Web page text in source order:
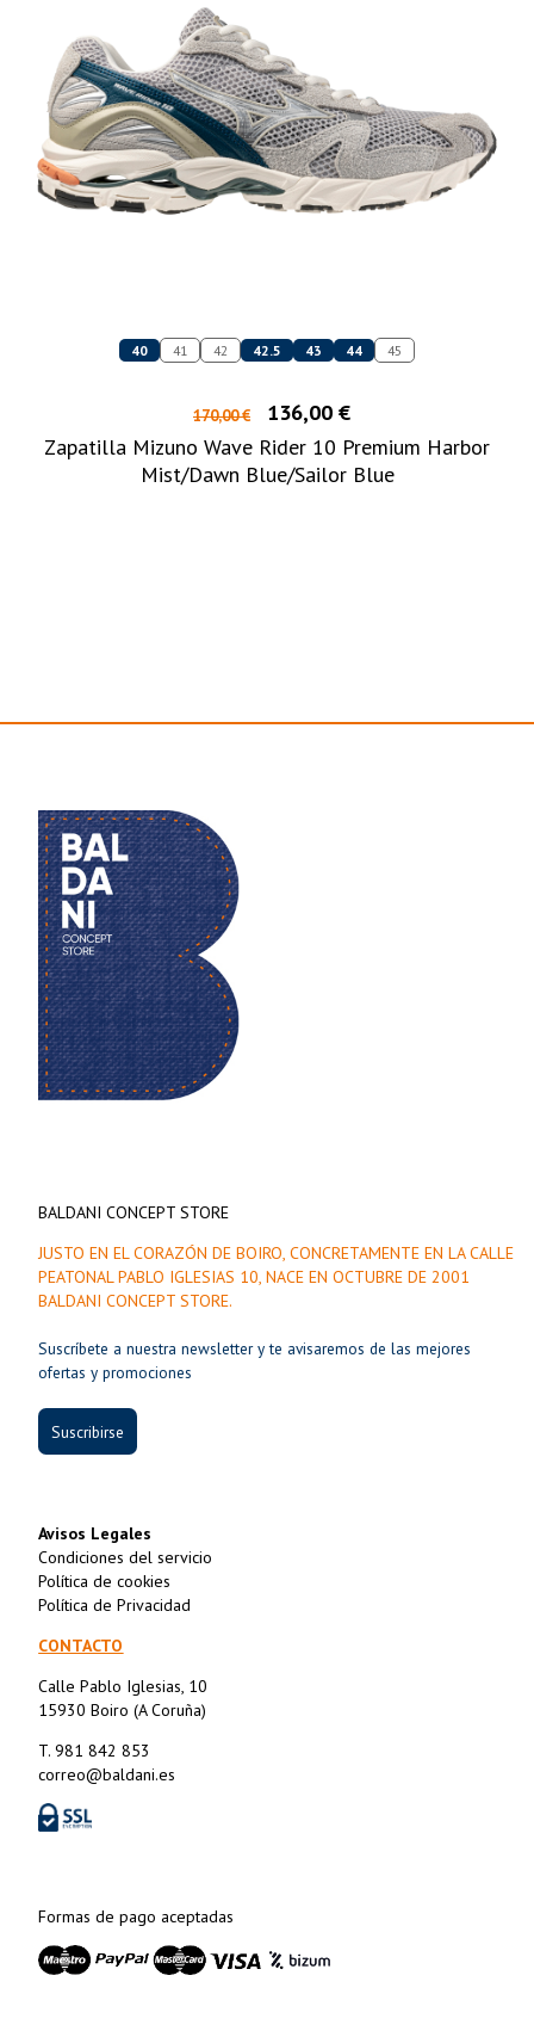
40 41 42 42.5 43 44 45
170,00 €
136,00 €
Zapatilla Mizuno Wave Rider 10 Premium Harbor
Mist/Dawn Blue/Sailor Blue
BALDANI CONCEPT STORE
JUSTO EN EL CORAZÓN DE BOIRO, CONCRETAMENTE EN LA CALLE
PEATONAL PABLO IGLESIAS 10, NACE EN OCTUBRE DE 2001
BALDANI CONCEPT STORE.
Suscríbete a nuestra newsletter y te avisaremos de las mejores
ofertas y promociones
Suscribirse
Avisos Legales
Condiciones del servicio
Política de cookies
Política de Privacidad
CONTACTO
Calle Pablo Iglesias, 10
15930 Boiro (A Coruña)
T. 981 842 853
correo@baldani.es
Formas de pago aceptadas